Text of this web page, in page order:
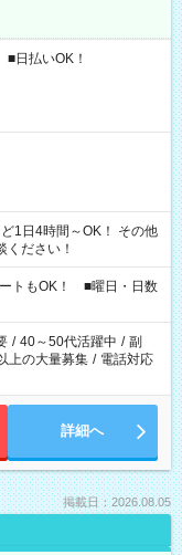
日払いOK！
時間～OK！ その他
ください！
トもOK！ ■曜日・日数
/ 40～50代活躍中 / 副
上の大量募集 / 電話対応
詳細へ
掲載日：2026.08.05